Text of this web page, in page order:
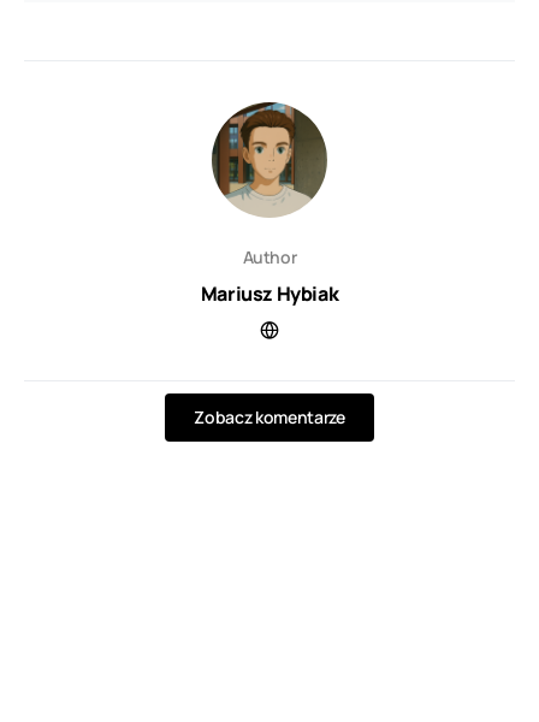
Author
Mariusz Hybiak
Zobacz komentarze